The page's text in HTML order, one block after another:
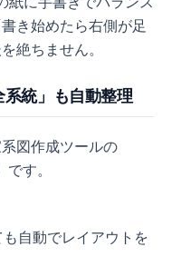
き始めたら右側が足
絶ちません。
統」も自動整理
図作成ツールの
です。
自動でレイアウトを